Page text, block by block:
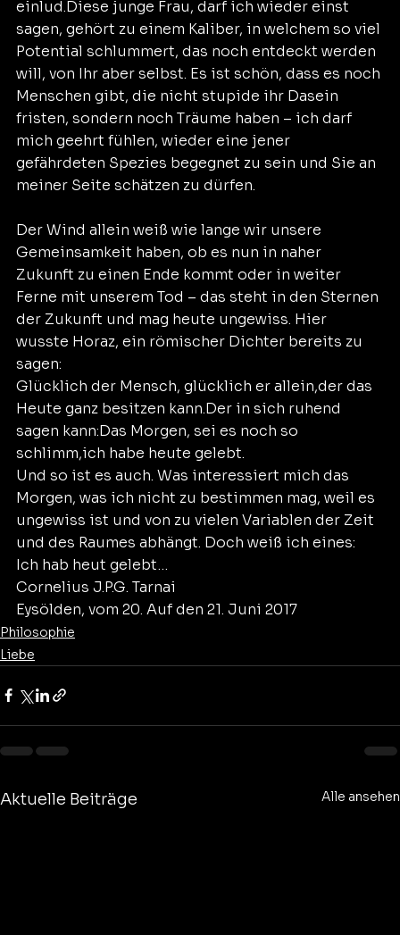
einlud.Diese junge Frau, darf ich wieder einst
sagen, gehört zu einem Kaliber, in welchem so viel
Potential schlummert, das noch entdeckt werden
will, von Ihr aber selbst. Es ist schön, dass es noch
Menschen gibt, die nicht stupide ihr Dasein
fristen, sondern noch Träume haben – ich darf
mich geehrt fühlen, wieder eine jener
gefährdeten Spezies begegnet zu sein und Sie an
meiner Seite schätzen zu dürfen.
Der Wind allein weiß wie lange wir unsere
Gemeinsamkeit haben, ob es nun in naher
Zukunft zu einen Ende kommt oder in weiter
Ferne mit unserem Tod – das steht in den Sternen
der Zukunft und mag heute ungewiss. Hier
wusste Horaz, ein römischer Dichter bereits zu
sagen:
Glücklich der Mensch, glücklich er allein,der das
Heute ganz besitzen kann.Der in sich ruhend
sagen kann:Das Morgen, sei es noch so
schlimm,ich habe heute gelebt.
Und so ist es auch. Was interessiert mich das
Morgen, was ich nicht zu bestimmen mag, weil es
ungewiss ist und von zu vielen Variablen der Zeit
und des Raumes abhängt. Doch weiß ich eines:
Ich hab heut gelebt…
Cornelius J.P.G. Tarnai
Eysölden, vom 20. Auf den 21. Juni 2017
Philosophie
Liebe
Aktuelle Beiträge Alle ansehen